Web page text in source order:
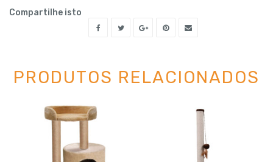
Compartilhe isto
PRODUTOS RELACIONADOS